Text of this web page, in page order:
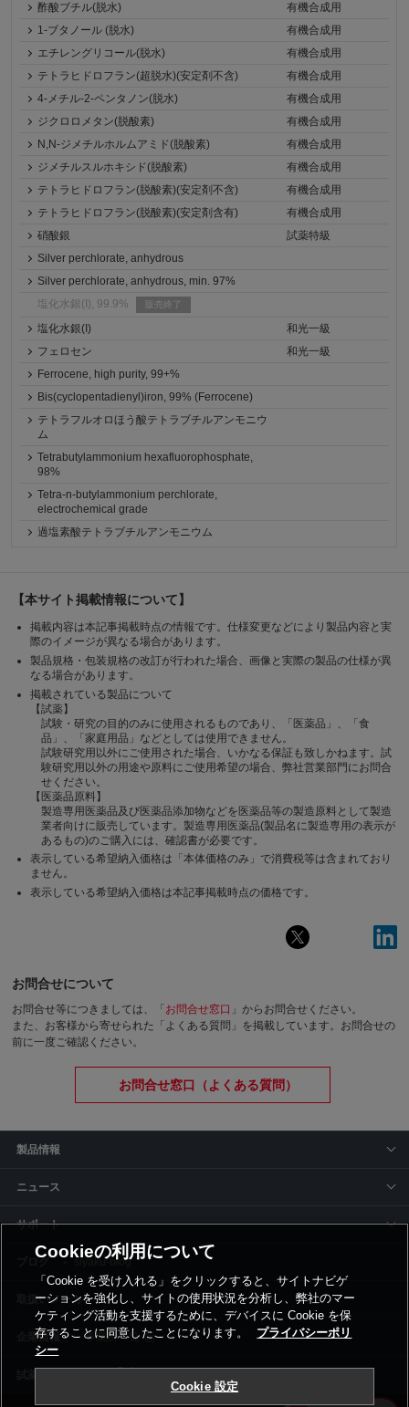
酢酸ブチル(脱水)
有機合成用
1-ブタノール (脱水)
有機合成用
エチレングリコール(脱水)
有機合成用
テトラヒドロフラン(超脱水)(安定剤不含)
有機合成用
4-メチル-2-ペンタノン(脱水)
有機合成用
ジクロロメタン(脱酸素)
有機合成用
N,N-ジメチルホルムアミド(脱酸素)
有機合成用
ジメチルスルホキシド(脱酸素)
有機合成用
テトラヒドロフラン(脱酸素)(安定剤不含)
有機合成用
テトラヒドロフラン(脱酸素)(安定剤含有)
有機合成用
硝酸銀
試薬特級
Silver perchlorate, anhydrous
Silver perchlorate, anhydrous, min. 97%
塩化水銀(I), 99.9%
販売終了
塩化水銀(I)
和光一級
フェロセン
和光一級
Ferrocene, high purity, 99+%
Bis(cyclopentadienyl)iron, 99% (Ferrocene)
テトラフルオロほう酸テトラブチルアンモニウ
ム
Tetrabutylammonium hexafluorophosphate,
98%
Tetra-n-butylammonium perchlorate,
electrochemical grade
過塩素酸テトラブチルアンモニウム
【本サイト掲載情報について】
掲載内容は本記事掲載時点の情報です。仕様変更などにより製品内容と実
際のイメージが異なる場合があります。
製品規格・包装規格の改訂が行われた場合、画像と実際の製品の仕様が異
なる場合があります。
掲載されている製品について
【試薬】
試験・研究の目的のみに使用されるものであり、「医薬品」、「食
品」、「家庭用品」などとしては使用できません。
試験研究用以外にご使用された場合、いかなる保証も致しかねます。試
験研究用以外の用途や原料にご使用希望の場合、弊社営業部門にお問合
せください。
【医薬品原料】
製造専用医薬品及び医薬品添加物などを医薬品等の製造原料として製造
業者向けに販売しています。製造専用医薬品(製品名に製造専用の表示が
あるもの)のご購入には、確認書が必要です。
表示している希望納入価格は「本体価格のみ」で消費税等は含まれており
ません。
表示している希望納入価格は本記事掲載時点の価格です。
お問合せについて
お問合せ等につきましては、「 お問合せ窓口 」からお問合せください。
また、お客様から寄せられた「よくある質問」を掲載しています。お問合せの
前に一度ご確認ください。
お問合せ窓口（よくある質問）
製品情報
ニュース
サポート
siyaku-blog
取扱いメーカー
事業所一覧
Cookieの利用について
「Cookie を受け入れる」をクリックすると、サイトナビゲ
ーションを強化し、サイトの使用状況を分析し、弊社のマー
ケティング活動を支援するために、デバイスに Cookie を保
存することに同意したことになります。
プライバシーポリ
シー
Cookie 設定